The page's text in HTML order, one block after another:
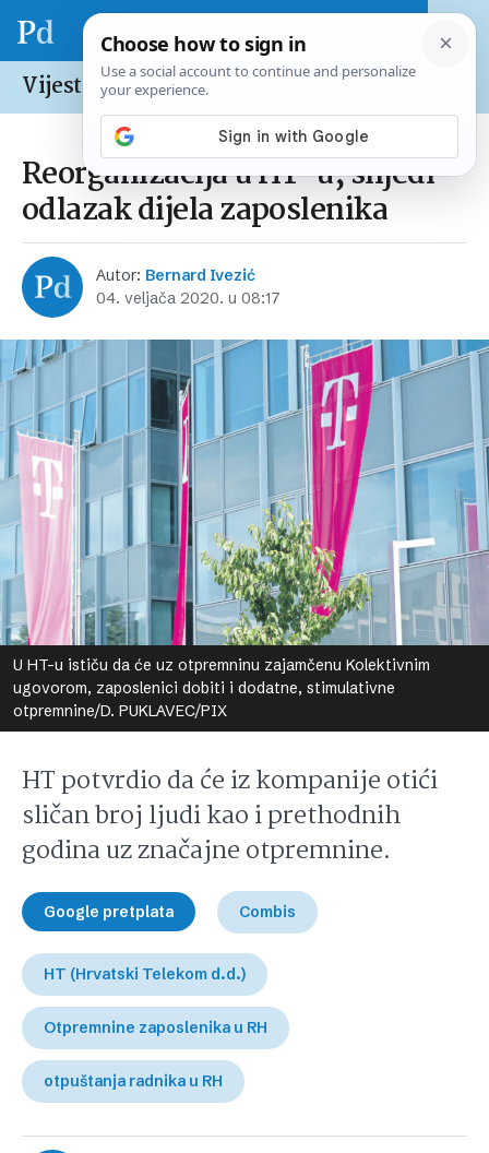
Vijesti /Hrvatska
Reorganizacija u HT-u, slijedi
odlazak dijela zaposlenika
Autor: Bernard Ivezić
04. veljača 2020. u 08:17
U HT-u ističu da će uz otpremninu zajamčenu Kolektivnim
ugovorom, zaposlenici dobiti i dodatne, stimulativne
otpremnine/D. PUKLAVEC/PIX
HT potvrdio da će iz kompanije otići
sličan broj ljudi kao i prethodnih
godina uz značajne otpremnine.
Google pretplata Combis
HT (Hrvatski Telekom d.d.)
Otpremnine zaposlenika u RH
otpuštanja radnika u RH